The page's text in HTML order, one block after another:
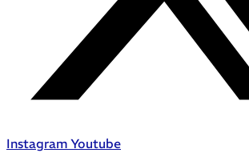
Instagram Youtube